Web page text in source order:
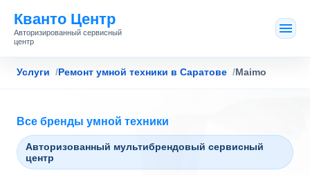
Кванто Центр
Авторизированный сервисный
центр
Услуги Ремонт умной техники в Саратове Maimo
Все бренды умной техники
Авторизованный мультибрендовый сервисный
центр